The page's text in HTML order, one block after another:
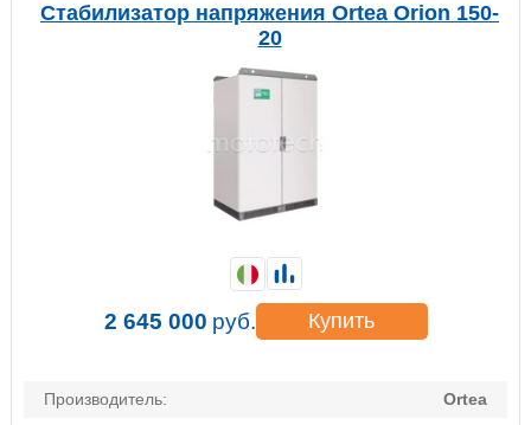
Стабилизатор напряжения Ortea Orion 150-
20
Производитель:
Ortea
2 645 000 руб. Купить